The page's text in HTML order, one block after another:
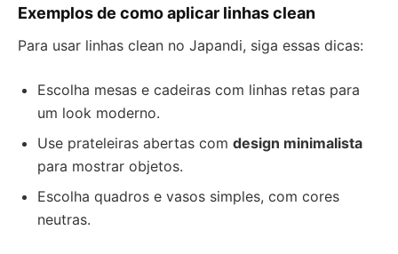
Exemplos de como aplicar linhas clean
Para usar linhas clean no Japandi, siga essas dicas:
Escolha mesas e cadeiras com linhas retas para
um look moderno.
Use prateleiras abertas com design minimalista
para mostrar objetos.
Escolha quadros e vasos simples, com cores
neutras.